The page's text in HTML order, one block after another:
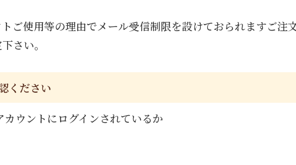
ご使用等の理由でメール受信制限を設けておられますご注文
さい。
ください
ウントにログインされているか